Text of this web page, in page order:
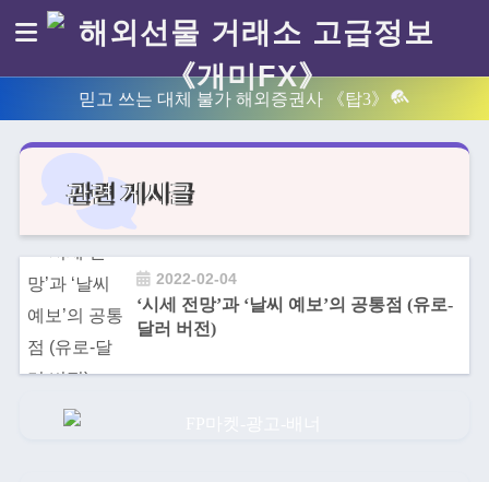
믿고 쓰는 대체 불가 해외증권사 《탑3》
관련 게시글
2022-02-04
‘시세 전망’과 ‘날씨 예보’의 공통점 (유로-
달러 버전)